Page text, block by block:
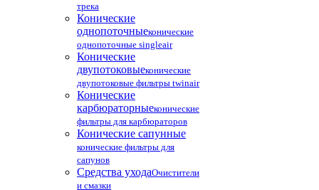
трека
Конические
однопоточныеконические
однопоточные singleair
Конические
двупотоковыеконические
двупотоковые фильтры twinair
Конические
карбюраторныеконические
фильтры для карбюраторов
Конические сапунные
конические фильтры для
сапунов
Средства уходаОчистители
и смазки